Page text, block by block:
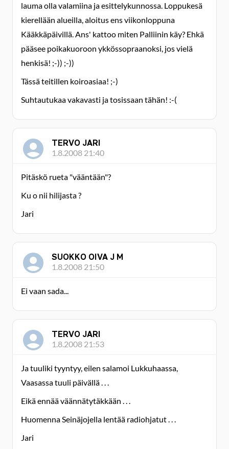
lauma olla valamiina ja esittelykunnossa. Loppukesä
kierellään alueilla, aloitus ens viikonloppuna
Kääkkäpäivillä. Ans' kattoo miten Palliinin käy? Ehkä
pääsee poikakuoroon ykkössopraanoksi, jos vielä
henkisä! ;-)) ;-))
Tässä teitillen koiroasiaa! ;-)
Suhtautukaa vakavasti ja tosissaan tähän! :-(
TERVO JARI
1.8.2008 21:40
Pitäskö rueta "vääntään"?
Ku o nii hilijasta ?
Jari
SUOKKO OIVA J M
1.8.2008 21:50
Ei vaan sada...
TERVO JARI
1.8.2008 21:53
Ja tuuliki tyyntyy, eilen salamoi Lukkuhaassa,
Vaasassa tuuli päivällä . . .
Eikä ennää väännätytäkkään . . .
Huomenna Seinäjojella lentää radiohjatut . . .
Jari